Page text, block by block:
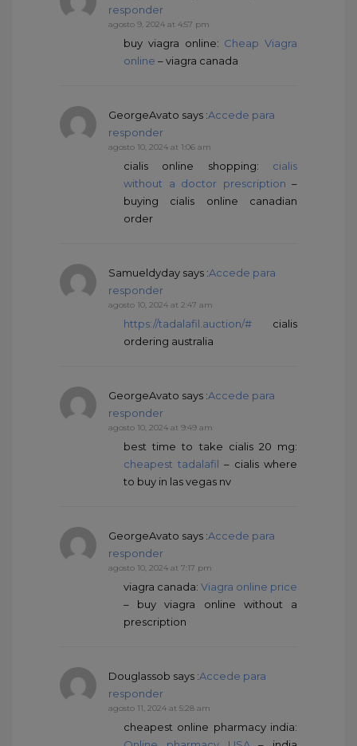
responder
agosto 9, 2024 at 4:57 pm
buy viagra online: Cheap Viagra
online – viagra canada
GeorgeAvato says :Accede para
responder
agosto 10, 2024 at 1:06 am
cialis online shopping: cialis
without a doctor prescription –
buying cialis online canadian
order
Samueldyday says :Accede para
responder
agosto 10, 2024 at 2:47 am
https://tadalafil.auction/# cialis
ordering australia
GeorgeAvato says :Accede para
responder
agosto 10, 2024 at 9:49 am
best time to take cialis 20 mg:
cheapest tadalafil – cialis where
to buy in las vegas nv
GeorgeAvato says :Accede para
responder
agosto 10, 2024 at 7:17 pm
viagra canada: Viagra online price
– buy viagra online without a
prescription
Douglassob says :Accede para
responder
agosto 11, 2024 at 5:28 am
cheapest online pharmacy india: